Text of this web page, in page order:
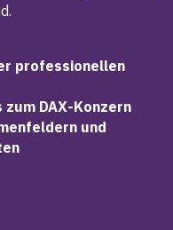
professionellen
DAX-Konzern
und